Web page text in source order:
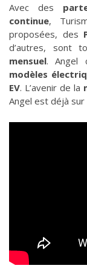
Avec des
continue,
proposées, des
d’autres, sont
mensuel. Angel
modèles
EV. L’avenir de la
Angel est déjà sur